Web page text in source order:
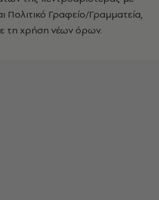
Πολιτικό Γραφείο/Γραμματεία,
τη χρήση νέων όρων.